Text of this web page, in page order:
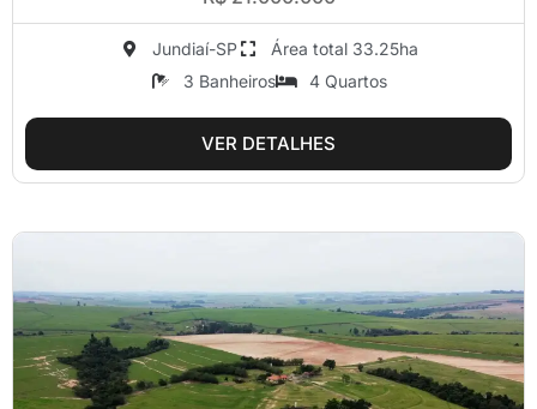
Jundiaí-SP
Área total 33.25ha
3 Banheiros
4 Quartos
VER DETALHES